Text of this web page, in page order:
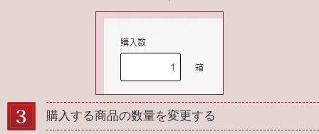
購入する商品の数量を変更する